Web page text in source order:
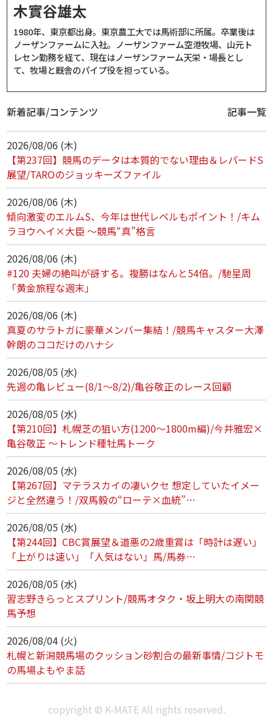
木實谷雄太
1980年、東京都出身。東京農工大では馬術部に所属。卒業後は
ノーザンファームに入社。ノーザンファーム空港牧場、山元ト
レセン勤務を経て、現在はノーザンファーム天栄・場長とし
て、牧場と厩舎のパイプ役を担っている。
新着記事/コンテンツ 記事一覧
2026/08/06 (木)
【第237回】競馬のデータは本質的でない理由＆レパードS
展望/TAROのジョッキーズファイル
2026/08/06 (木)
傾向激変のエルムS、今年は世代レベルもポイント！/キム
ラヨウヘイ×大臣 ～競馬“真”格言
2026/08/06 (木)
#120 夫婦の絶叫が谺する。複勝はなんと54倍。/馳星周
「黄金旅程な週末」
2026/08/06 (木)
真夏のサラトガに豪華メンバー集結！/競馬キャスター大澤
幹朗のココだけのハナシ
2026/08/05 (水)
先週の亀レビュー(8/1～8/2)/亀谷敬正のレース回顧
2026/08/05 (水)
【第210回】札幌芝の狙い方(1200～1800m編)/今井雅宏×
亀谷敬正 ～トレンド種牡馬トーク
2026/08/05 (水)
【第267回】マテラスカイの凄いクセ 想定していたイメー
ジと全然違う！/双馬毅の“ローテ×血統”…
2026/08/05 (水)
【第244回】CBC賞展望＆道悪の2歳重賞は「時計は遅い」
「上がりは速い」「人気はない」馬/馬券…
2026/08/05 (水)
習志野きらっとスプリント/競馬オタク・坂上明大の南関競
馬予想
2026/08/04 (火)
札幌と新潟競馬場のクッション砂割合の最新事情/コジトモ
の馬場よもやま話
copyright © K-MATE All rights reserved.